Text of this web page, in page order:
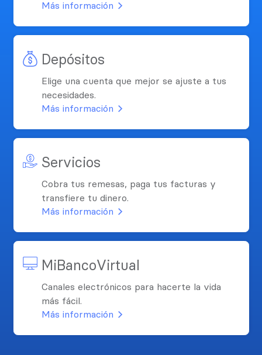
Más información
Depósitos
Elige una cuenta que mejor se ajuste a tus
necesidades.
Más información
Servicios
Cobra tus remesas, paga tus facturas y
transfiere tu dinero.
Más información
MiBancoVirtual
Canales electrónicos para hacerte la vida
más fácil.
Más información